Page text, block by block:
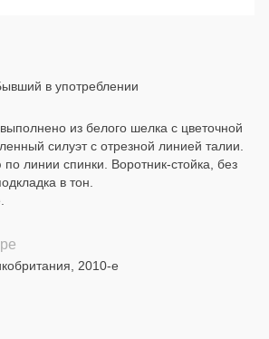
в употреблении
из белого шелка c цветочной
силуэт с отрезной линией талии.
линии спинки. Воротник-стойка, без
в тон.
2010-е